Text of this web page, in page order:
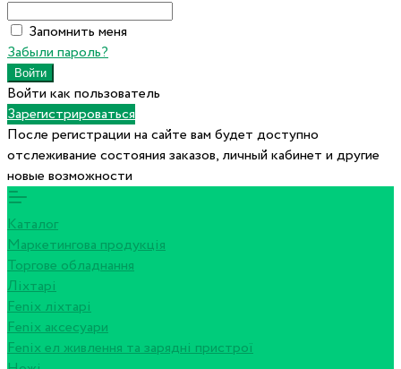
Запомнить меня
Забыли пароль?
Войти как пользователь
Зарегистрироваться
После регистрации на сайте вам будет доступно
отслеживание состояния заказов, личный кабинет и другие
новые возможности
Каталог
Маркетингова продукція
Торгове обладнання
Ліхтарі
Fenix ліхтарі
Fenix аксесуари
Fenix ел живлення та зарядні пристрої